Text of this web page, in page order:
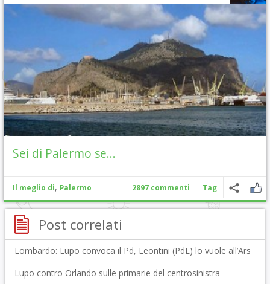
Sei di Palermo se…
Il meglio di, Palermo 2897 commenti Tag
Post correlati
Lombardo: Lupo convoca il Pd, Leontini (PdL) lo vuole all’Ars
Lupo contro Orlando sulle primarie del centrosinistra